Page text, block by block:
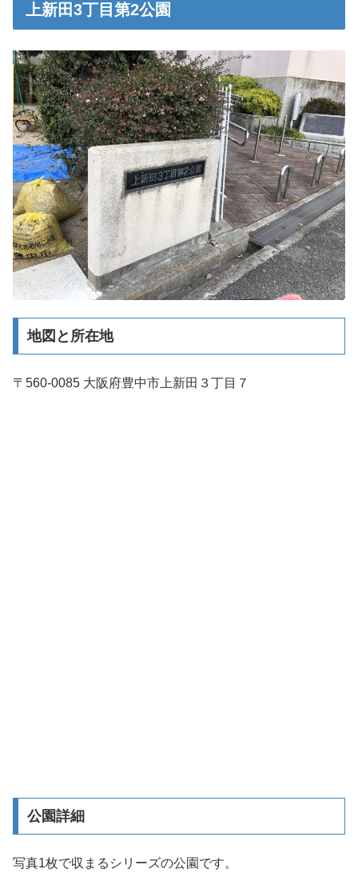
上新田3丁目第2公園
地図と所在地
〒560-0085 大阪府豊中市上新田３丁目７
公園詳細
写真1枚で収まるシリーズの公園です。